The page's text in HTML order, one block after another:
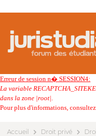
Erreur de session n� SESSION4:
La variable
dans la zone |root|.
Pour plus d'informations,
Accueil Droit privé